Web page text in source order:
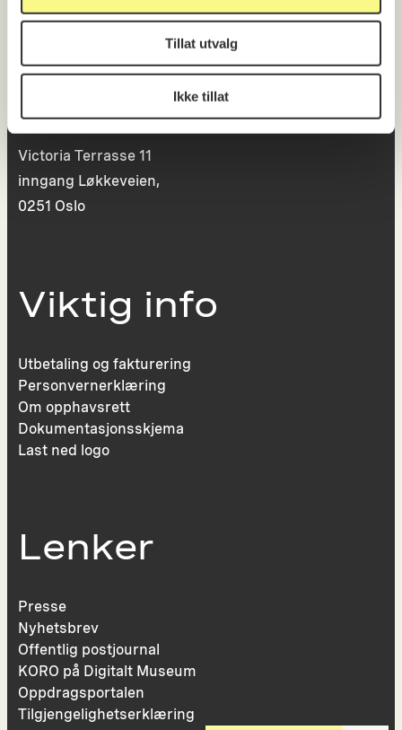
Tillat utvalg
Ikke tillat
Besøksadresse
Victoria Terrasse 11
inngang Løkkeveien,
0251 Oslo
Viktig info
Utbetaling og fakturering
Personvernerklæring
Om opphavsrett
Dokumentasjonsskjema
Last ned logo
Lenker
Presse
Nyhetsbrev
Offentlig postjournal
KORO på Digitalt Museum
Oppdragsportalen
Tilgjengelighetserklæring